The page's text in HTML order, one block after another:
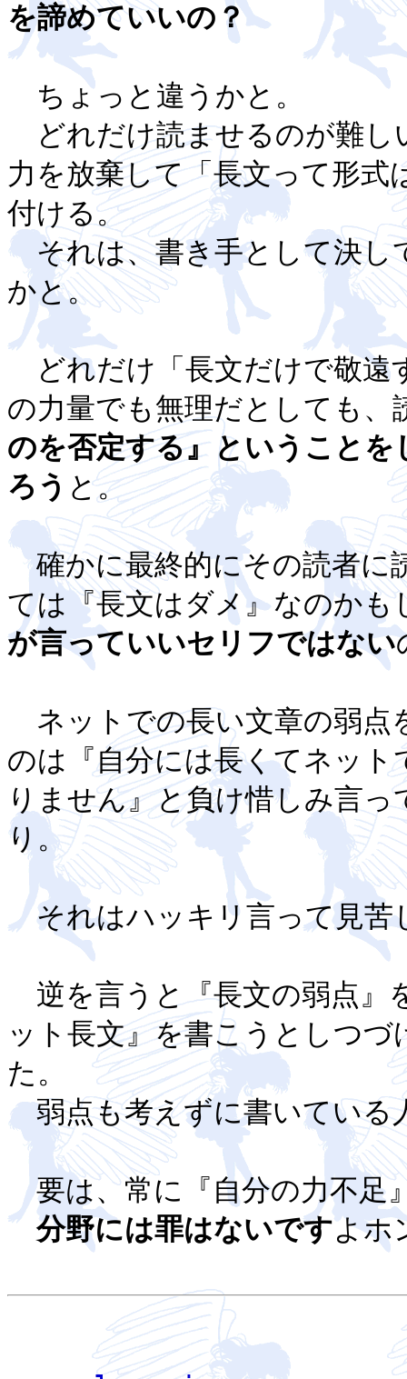
を諦めていいの？
ちょっと違うかと。
どれだけ読ませるのが難し
力を放棄して「長文って形
付ける。
それは、書き手として決し
かと。
どれだけ「長文だけで敬遠
の力量でも無理だとしても、
のを否定する』ということ
ろう と。
確かに最終的にその読者に
ては『長文はダメ』なのか
が言っていいセリフではない
ネットでの長い文章の弱点
のは『自分には長くてネッ
りません』と負け惜しみ言
り。
それはハッキリ言って見苦
逆を言うと『長文の弱点』
ット長文』を書こうとしつ
た。
弱点も考えずに書いている
要は、常に『自分の力不足
分野には罪はないですよホ